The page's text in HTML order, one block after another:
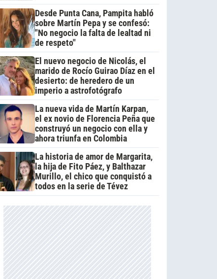
Desde Punta Cana, Pampita habló
sobre Martín Pepa y se confesó:
"No negocio la falta de lealtad ni
de respeto"
El nuevo negocio de Nicolás, el
marido de Rocío Guirao Díaz en el
desierto: de heredero de un
imperio a astrofotógrafo
La nueva vida de Martín Karpan,
el ex novio de Florencia Peña que
construyó un negocio con ella y
ahora triunfa en Colombia
La historia de amor de Margarita,
la hija de Fito Páez, y Balthazar
Murillo, el chico que conquistó a
todos en la serie de Tévez